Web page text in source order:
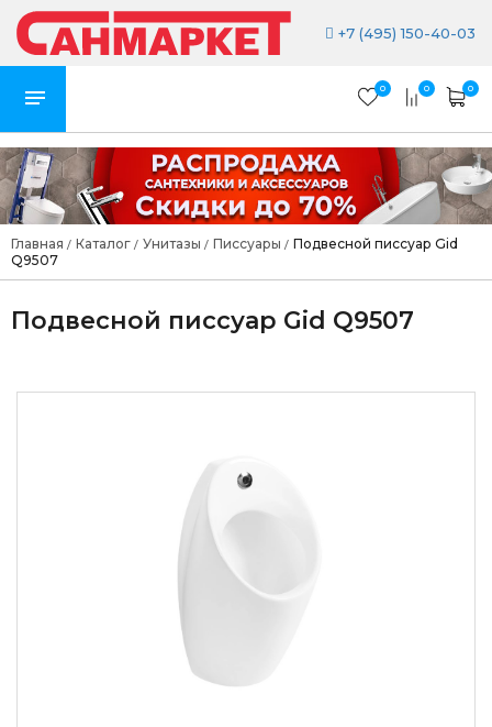
+7 (495) 150-40-03
0 0 0
Главная / Каталог / Унитазы / Писсуары / Подвесной писсуар Gid
Q9507
Подвесной писсуар Gid Q9507